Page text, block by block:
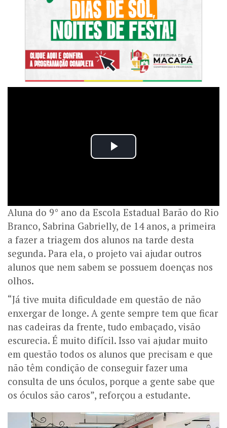
Aluna do 9° ano da Escola Estadual Barão do Rio
Branco, Sabrina Gabrielly, de 14 anos, a primeira
a fazer a triagem dos alunos na tarde desta
segunda. Para ela, o projeto vai ajudar outros
alunos que nem sabem se possuem doenças nos
olhos.
“Já tive muita dificuldade em questão de não
enxergar de longe. A gente sempre tem que ficar
nas cadeiras da frente, tudo embaçado, visão
escurecia. É muito difícil. Isso vai ajudar muito
em questão todos os alunos que precisam e que
não têm condição de conseguir fazer uma
consulta de uns óculos, porque a gente sabe que
os óculos são caros”, reforçou a estudante.